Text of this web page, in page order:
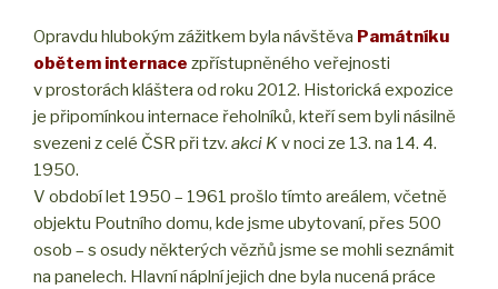
Opravdu hlubokým zážitkem byla návštěva Památníku
obětem internace zpřístupněného veřejnosti
v prostorách kláštera od roku 2012. Historická expozice
je připomínkou internace řeholníků, kteří sem byli násilně
svezeni z celé ČSR při tzv. akci Kv noci ze 13. na 14. 4.
1950.
V období let 1950 – 1961 prošlo tímto areálem, včetně
objektu Poutního domu, kde jsme ubytovaní, přes 500
osob – s osudy některých vězňů jsme se mohli seznámit
na panelech. Hlavní náplní jejich dne byla nucená práce